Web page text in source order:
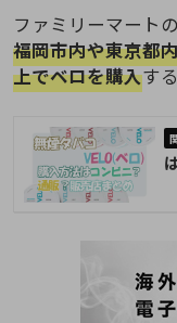
ファミリーマート
福岡市内や東京都
上でベロを購入す